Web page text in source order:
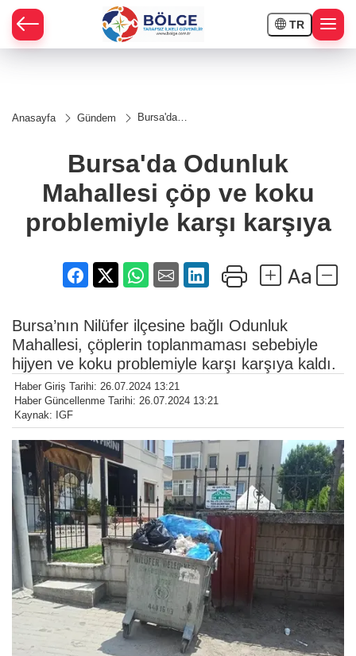
TR
Anasayfa Gündem
Bursa'da
çöp ve
koku
karşı
karşıya
Bursa'da Odunluk
Mahallesi çöp ve koku
problemiyle karşı karşıya
Bursa’nın Nilüfer ilçesine bağlı Odunluk
Mahallesi, çöplerin toplanmaması sebebiyle
hijyen ve koku problemiyle karşı karşıya kaldı.
Haber Giriş Tarihi: 26.07.2024 13:21
Haber Güncellenme Tarihi: 26.07.2024 13:21
Kaynak: IGF